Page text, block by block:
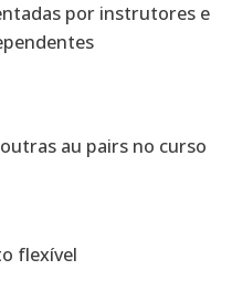
por instrutores e
au pairs no curso
flexível